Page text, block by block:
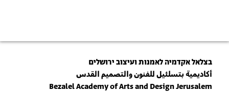
בצלאל אקדמיה לאמנות ועיצוב ירושלים
أكاديمية بتسلئيل للفنون والتصميم القدس
Bezalel Academy of Arts and Design Jerusalem